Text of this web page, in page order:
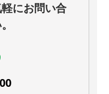
にお問い合